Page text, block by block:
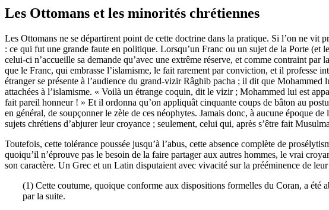
Les Ottomans et les minorités chrétiennes
Les Ottomans ne se départirent point de cette doctrine dans la pratique. Si l’on ne vit
: ce qui fut une grande faute en politique. Lorsqu’un Franc ou un sujet de la Porte (et
celui-ci n’accueille sa demande qu’avec une extrême réserve, et comme contraint
que le Franc, qui embrasse l’islamisme, le fait rarement par conviction, et il professe
étranger se présente à l’audience du grand-vizir Râghib pacha ; il dit que
attachées à l’islamisme. « Voilà un étrange coquin, dit le vizir ; Mohammed lui est
fait pareil honneur ! » Et il ordonna qu’on appliquât cinquante coups de bâton au
en général, de soupçonner le zèle de ces néophytes. Jamais donc, à aucune époque
sujets chrétiens d’abjurer leur croyance ; seulement, celui qui, après s’être fait
Toutefois, cette tolérance poussée jusqu’à l’abus, cette absence complète de
quoiqu’il n’éprouve pas le besoin de la faire partager aux autres hommes, le vrai
son caractère. Un Grec et un Latin disputaient avec vivacité sur la prééminence de
(1) Cette coutume, quoique conforme aux dispositions formelles du Coran, a été
par la suite.